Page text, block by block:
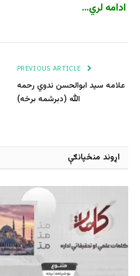
ادامه لري…
علامه سید ابوالحسن ندوي رحمه
الله (دېرشمه برخه)
اړوند منځپانګې